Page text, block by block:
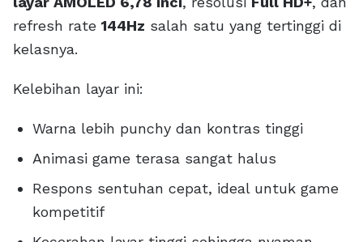
refresh rate 144Hz salah satu yang tertinggi di
kelasnya.
Kelebihan layar ini:
Warna lebih punchy dan kontras tinggi
Animasi game terasa sangat halus
Respons sentuhan cepat, ideal untuk game
kompetitif